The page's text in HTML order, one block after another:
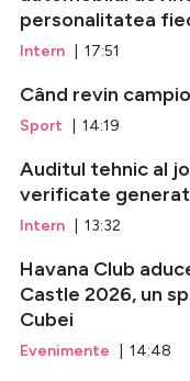
personalitatea
Intern | 17:51
Când revin
Sport | 14:19
Auditul tehnic al
verificate
Intern | 13:32
Havana Club
Castle 2026, un
Cubei
Evenimente | 14:48